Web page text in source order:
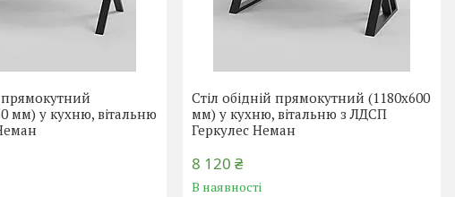
прямокутний
мм) у кухню, вітальню
Стіл обідній прямокутний (1180x600
мм) у кухню, вітальню з ЛДСП
Геркулес Неман
8 120 ₴
В наявності